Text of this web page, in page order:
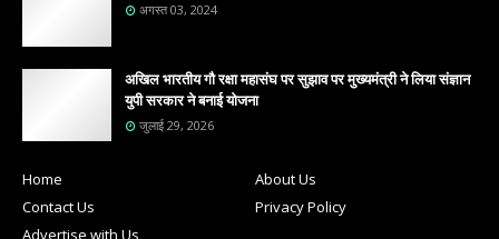
अगस्त 03, 2024
अखिल भारतीय गौ रक्षा महासंघ पर सुझाव पर मुख्यमंत्री ने लिया संज्ञान
युपी सरकार ने बनाई योजना
जुलाई 29, 2026
Home
About Us
Contact Us
Privacy Policy
Advertise with Us